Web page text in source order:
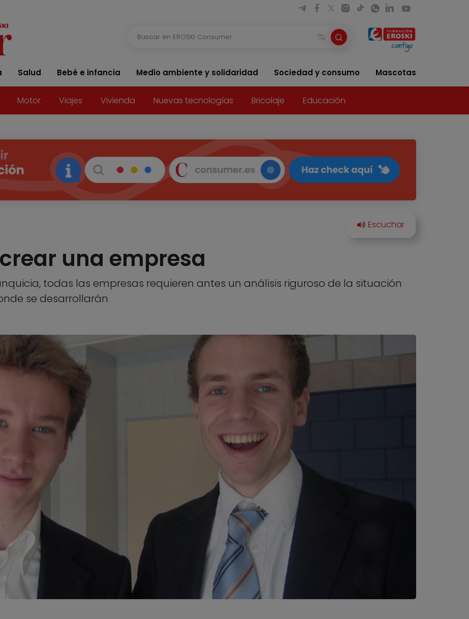
Salud Bebé e infancia Medio ambiente y solidaridad Sociedad y consumo Mascotas
Motor Viajes Vivienda Nuevas tecnologías Bricolaje Educación
una empresa
todas las empresas requieren antes un análisis riguroso de la situación
se desarrollarán